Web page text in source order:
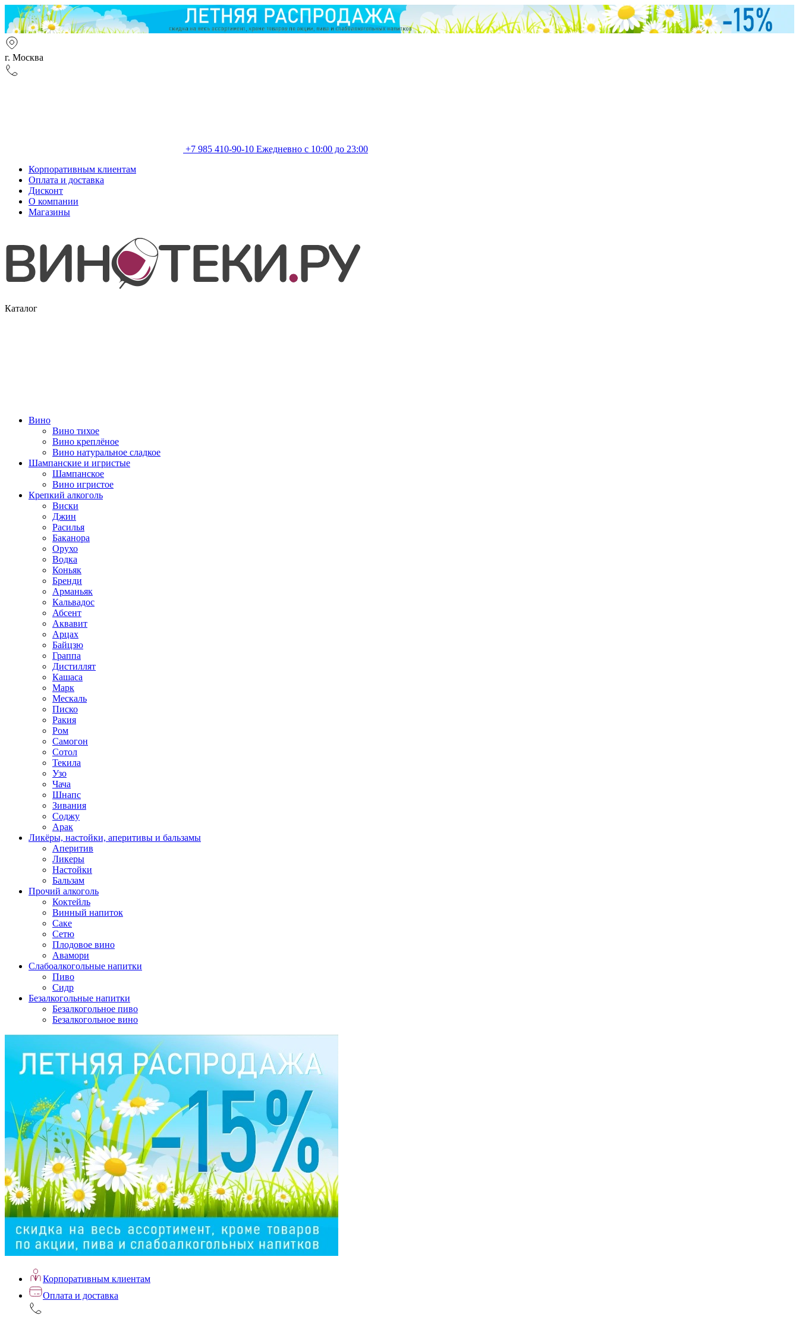
г. Москва
+7 985 410-90-10 Ежедневно с 10:00 до 23:00
Корпоративным клиентам
Оплата и доставка
Дисконт
О компании
Магазины
Каталог
Вино
Вино тихое
Вино креплёное
Вино натуральное сладкое
Шампанские и игристые
Шампанское
Вино игристое
Крепкий алкоголь
Виски
Джин
Расилья
Баканора
Орухо
Водка
Коньяк
Бренди
Арманьяк
Кальвадос
Абсент
Аквавит
Арцах
Байцзю
Граппа
Дистиллят
Кашаса
Марк
Мескаль
Писко
Ракия
Ром
Самогон
Сотол
Текила
Узо
Чача
Шнапс
Зивания
Соджу
Арак
Ликёры, настойки, аперитивы и бальзамы
Аперитив
Ликеры
Настойки
Бальзам
Прочий алкоголь
Коктейль
Винный напиток
Саке
Сетю
Плодовое вино
Авамори
Слабоалкогольные напитки
Пиво
Сидр
Безалкогольные напитки
Безалкогольное пиво
Безалкогольное вино
Корпоративным клиентам
Оплата и доставка